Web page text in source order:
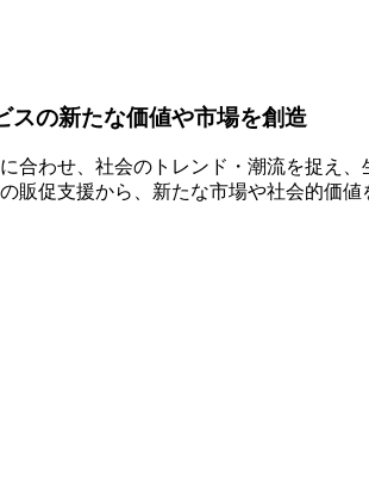
スの新たな価値や市場を創造
合わせ、社会のトレンド・潮流を捉え、
販促支援から、新たな市場や社会的価